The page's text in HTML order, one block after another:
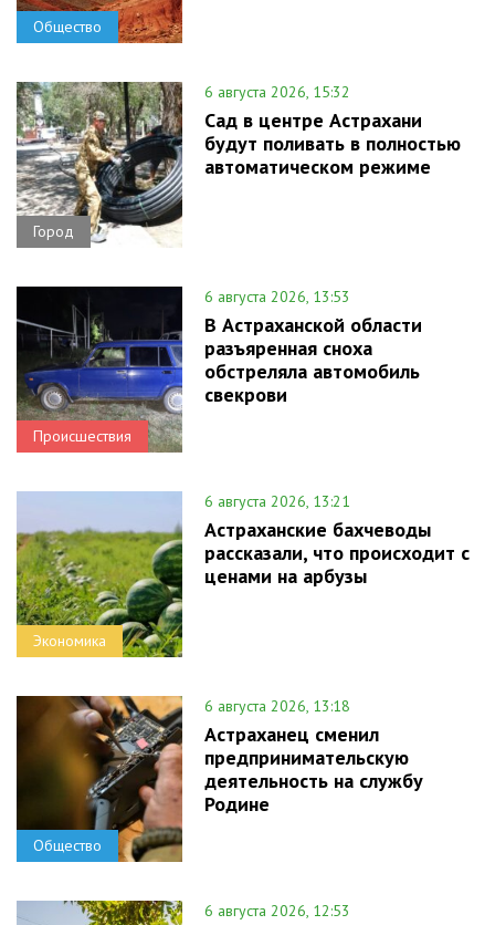
Общество
Город
6 августа 2026, 15:32
Сад в центре Астрахани
будут поливать в полностью
автоматическом режиме
Происшествия
6 августа 2026, 13:53
В Астраханской области
разъяренная сноха
обстреляла автомобиль
свекрови
Экономика
6 августа 2026, 13:21
Астраханские бахчеводы
рассказали, что происходит с
ценами на арбузы
Общество
6 августа 2026, 13:18
Астраханец сменил
предпринимательскую
деятельность на службу
Родине
6 августа 2026, 12:53